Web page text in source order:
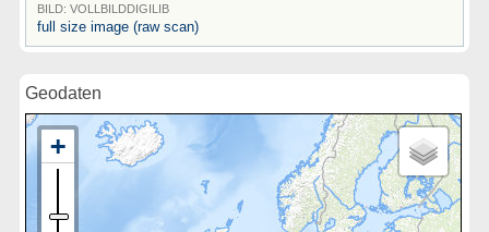
BILD: VOLLBILDDIGILIB
full size image (raw scan)
Geodaten